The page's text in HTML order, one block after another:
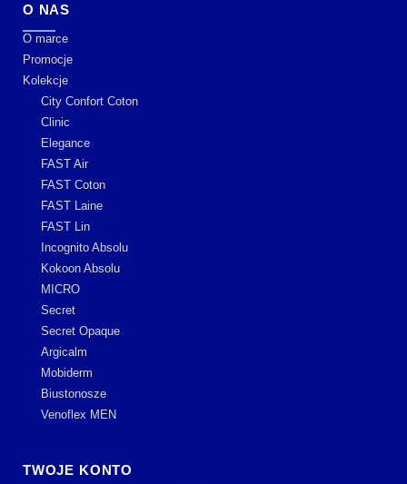
O NAS
O marce
Promocje
Kolekcje
City Confort Coton
Clinic
Elegance
FAST Air
FAST Coton
FAST Laine
FAST Lin
Incognito Absolu
Kokoon Absolu
MICRO
Secret
Secret Opaque
Argicalm
Mobiderm
Biustonosze
Venoflex MEN
TWOJE KONTO